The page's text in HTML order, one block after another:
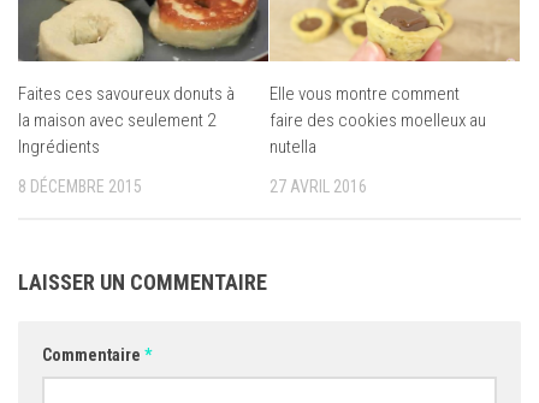
Faites ces savoureux donuts à
la maison avec seulement 2
Ingrédients
8 DÉCEMBRE 2015
Elle vous montre comment
faire des cookies moelleux au
nutella
27 AVRIL 2016
LAISSER UN COMMENTAIRE
Commentaire *